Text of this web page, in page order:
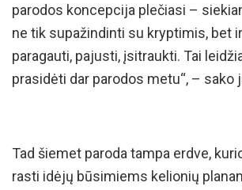
parodos koncepcija plečiasi –
ne tik supažindinti su kryptimis, bet
paragauti, pajusti, įsitraukti. Tai
prasidėti dar parodos metu“, – sako
Tad šiemet paroda tampa erdve,
rasti idėjų būsimiems kelionių